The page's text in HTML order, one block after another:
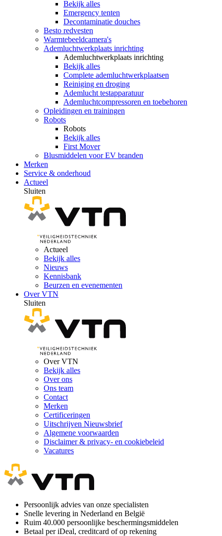
Bekijk alles
Emergency tenten
Decontaminatie douches
Besto redvesten
Warmtebeeldcamera's
Ademluchtwerkplaats inrichting
Ademluchtwerkplaats inrichting
Bekijk alles
Complete ademluchtwerkplaatsen
Reiniging en droging
Ademlucht testapparatuur
Ademluchtcompressoren en toebehoren
Opleidingen en trainingen
Robots
Robots
Bekijk alles
First Mover
Blusmiddelen voor EV branden
Merken
Service & onderhoud
Actueel
Sluiten
Actueel
Bekijk alles
Nieuws
Kennisbank
Beurzen en evenementen
Over VTN
Sluiten
Over VTN
Bekijk alles
Over ons
Ons team
Contact
Merken
Certificeringen
Uitschrijven Nieuwsbrief
Algemene voorwaarden
Disclaimer & privacy- en cookiebeleid
Vacatures
Persoonlijk advies van onze specialisten
Snelle levering in Nederland en België
Ruim 40.000 persoonlijke beschermingsmiddelen
Betaal per iDeal, creditcard of op rekening